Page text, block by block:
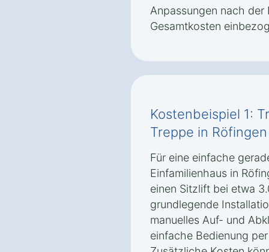
Anpassungen nach
Gesamtkosten
Kostenbeispiel 1:
Treppe in Röfingen
Für eine einfache
Einfamilienhaus in
einen Sitzlift bei etwa
grundlegende
manuelles Auf- und
einfache Bedienung